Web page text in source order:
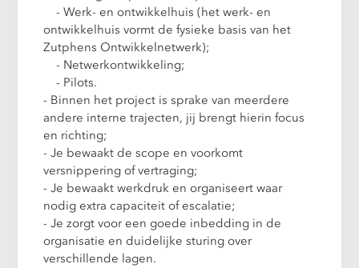
- Werk- en ontwikkelhuis (het werk- en
ontwikkelhuis vormt de fysieke basis van het
Zutphens Ontwikkelnetwerk);
- Netwerkontwikkeling;
- Pilots.
- Binnen het project is sprake van meerdere
andere interne trajecten, jij brengt hierin focus
en richting;
- Je bewaakt de scope en voorkomt
versnippering of vertraging;
- Je bewaakt werkdruk en organiseert waar
nodig extra capaciteit of escalatie;
- Je zorgt voor een goede inbedding in de
organisatie en duidelijke sturing over
verschillende lagen.